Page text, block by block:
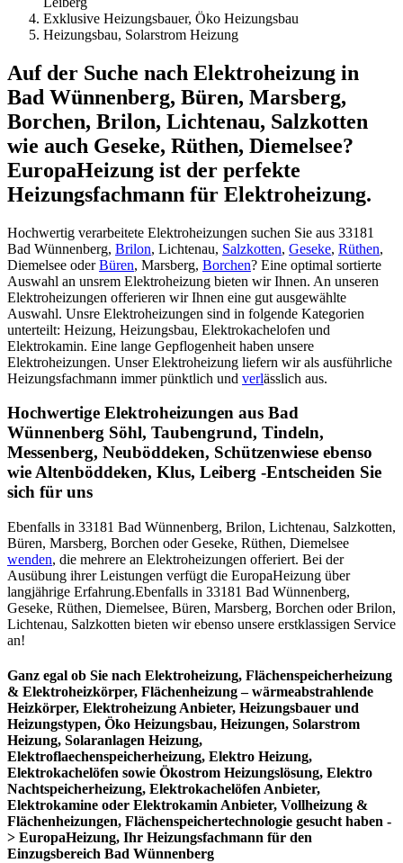
Exklusive Heizungsbauer, Öko Heizungsbau
Heizungsbau, Solarstrom Heizung
Auf der Suche nach Elektroheizung in
Bad Wünnenberg, Büren, Marsberg,
Borchen, Brilon, Lichtenau, Salzkotten
wie auch Geseke, Rüthen, Diemelsee?
EuropaHeizung ist der perfekte
Heizungsfachmann für Elektroheizung.
Hochwertig verarbeitete Elektroheizungen suchen Sie aus 33181
Bad Wünnenberg, Brilon, Lichtenau, Salzkotten, Geseke, Rüthen,
Diemelsee oderBüren, Marsberg, Borchen? Eine optimal sortierte
Auswahl an unsrem Elektroheizung bieten wir Ihnen. An unseren
Elektroheizungen offerieren wir Ihnen eine gut ausgewählte
Auswahl. Unsre Elektroheizungen sind in folgende Kategorien
unterteilt: Heizung, Heizungsbau, Elektrokachelofen und
Elektrokamin. Eine lange Gepflogenheit haben unsere
Elektroheizungen. Unser Elektroheizung liefern wir als ausführliche
Heizungsfachmann immer pünktlich und verlässlich aus.
Hochwertige Elektroheizungen aus Bad
Wünnenberg Söhl, Taubengrund, Tindeln,
Messenberg, Neuböddeken, Schützenwiese ebenso
wie Altenböddeken, Klus, Leiberg -Entscheiden Sie
sich für uns
Ebenfalls in 33181 Bad Wünnenberg, Brilon, Lichtenau, Salzkotten,
Büren, Marsberg, Borchen oder Geseke, Rüthen, Diemelsee
wenden, die mehrere an Elektroheizungen offeriert. Bei der
Ausübung ihrer Leistungen verfügt die EuropaHeizung über
langjährige Erfahrung.Ebenfalls in 33181 Bad Wünnenberg,
Geseke, Rüthen, Diemelsee, Büren, Marsberg, Borchen oder Brilon,
Lichtenau, Salzkotten bieten wir ebenso unsere erstklassigen Service
an!
Ganz egal ob Sie nach Elektroheizung, Flächenspeicherheizung
& Elektroheizkörper, Flächenheizung – wärmeabstrahlende
Heizkörper, Elektroheizung Anbieter, Heizungsbauer und
Heizungstypen, Öko Heizungsbau, Heizungen, Solarstrom
Heizung, Solaranlagen Heizung,
Elektroflaechenspeicherheizung, Elektro Heizung,
Elektrokachelöfen sowie Ökostrom Heizungslösung, Elektro
Nachtspeicherheizung, Elektrokachelöfen Anbieter,
Elektrokamine oder Elektrokamin Anbieter, Vollheizung &
Flächenheizungen, Flächenspeichertechnologie gesucht haben -
> EuropaHeizung, Ihr Heizungsfachmann für den
Einzugsbereich Bad Wünnenberg